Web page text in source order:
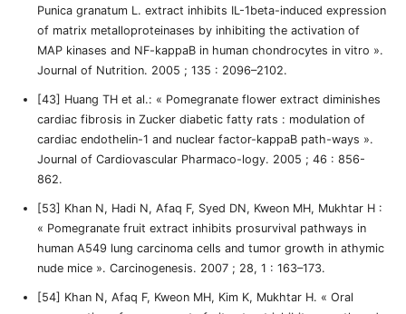
Punica granatum L. extract inhibits IL-1beta-induced expression
of matrix metalloproteinases by inhibiting the activation of
MAP kinases and NF-kappaB in human chondrocytes in vitro ».
Journal of Nutrition. 2005 ; 135 : 2096–2102.
[43] Huang TH et al.: « Pomegranate flower extract diminishes
cardiac fibrosis in Zucker diabetic fatty rats : modulation of
cardiac endothelin-1 and nuclear factor-kappaB path-ways ».
Journal of Cardiovascular Pharmaco-logy. 2005 ; 46 : 856-
862.
[53] Khan N, Hadi N, Afaq F, Syed DN, Kweon MH, Mukhtar H :
« Pomegranate fruit extract inhibits prosurvival pathways in
human A549 lung carcinoma cells and tumor growth in athymic
nude mice ». Carcinogenesis. 2007 ; 28, 1 : 163–173.
[54] Khan N, Afaq F, Kweon MH, Kim K, Mukhtar H. « Oral